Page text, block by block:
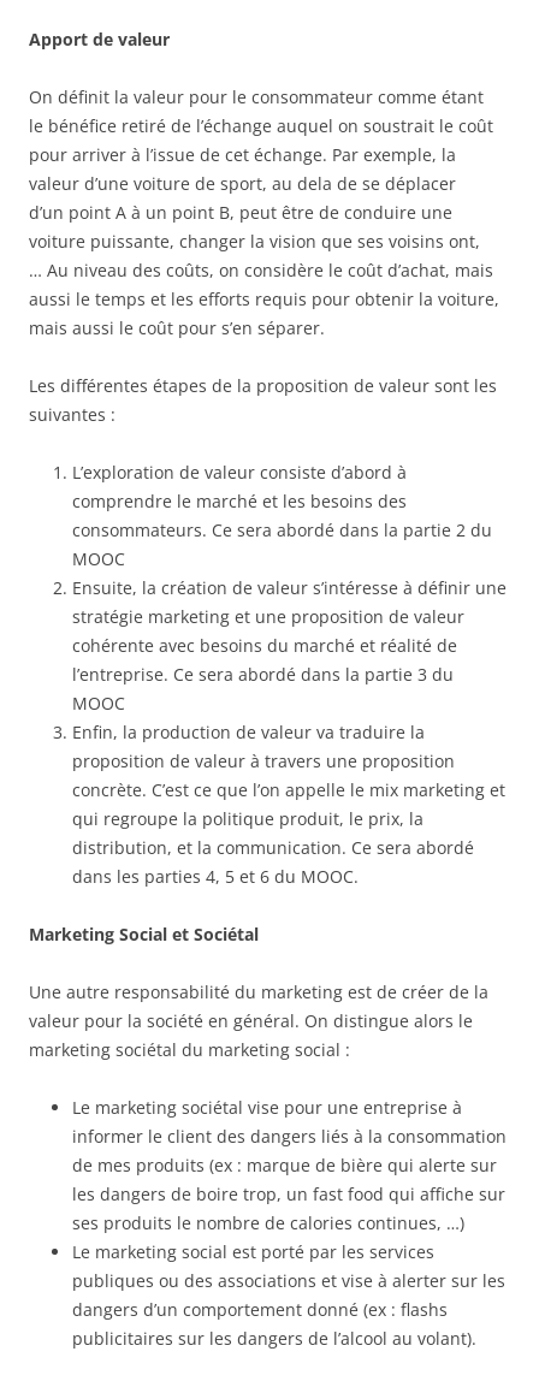
Apport de valeur
On définit la valeur pour le consommateur comme étant
le bénéfice retiré de l’échange auquel on soustrait le coût
pour arriver à l’issue de cet échange. Par exemple, la
valeur d’une voiture de sport, au dela de se déplacer
d’un point A à un point B, peut être de conduire une
voiture puissante, changer la vision que ses voisins ont,
… Au niveau des coûts, on considère le coût d’achat, mais
aussi le temps et les efforts requis pour obtenir la voiture,
mais aussi le coût pour s’en séparer.
Les différentes étapes de la proposition de valeur sont les
suivantes :
L’exploration de valeur consiste d’abord à
comprendre le marché et les besoins des
consommateurs. Ce sera abordé dans la partie 2 du
MOOC
Ensuite, la création de valeur s’intéresse à définir une
stratégie marketing et une proposition de valeur
cohérente avec besoins du marché et réalité de
l’entreprise. Ce sera abordé dans la partie 3 du
MOOC
Enfin, la production de valeur va traduire la
proposition de valeur à travers une proposition
concrète. C’est ce que l’on appelle le mix marketing et
qui regroupe la politique produit, le prix, la
distribution, et la communication. Ce sera abordé
dans les parties 4, 5 et 6 du MOOC.
Marketing Social et Sociétal
Une autre responsabilité du marketing est de créer de la
valeur pour la société en général. On distingue alors le
marketing sociétal du marketing social :
Le marketing sociétal vise pour une entreprise à
informer le client des dangers liés à la consommation
de mes produits (ex : marque de bière qui alerte sur
les dangers de boire trop, un fast food qui affiche sur
ses produits le nombre de calories continues, …)
Le marketing social est porté par les services
publiques ou des associations et vise à alerter sur les
dangers d’un comportement donné (ex : flashs
publicitaires sur les dangers de l’alcool au volant).